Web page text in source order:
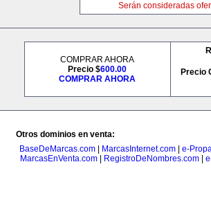
Serán consideradas
COMPRAR AHORA
Precio $600.00
COMPRAR AHORA
Precio
Otros dominios en venta:
BaseDeMarcas.com| MarcasInternet.com| e-
MarcasEnVenta.com
RegistroDeNombres.com